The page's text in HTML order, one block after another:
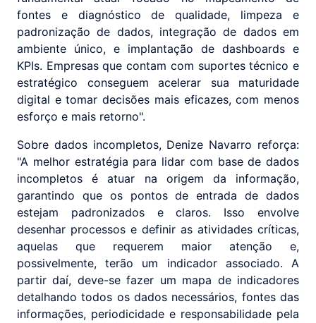
fontes e diagnóstico de qualidade, limpeza e
padronização de dados, integração de dados em
ambiente único, e implantação de dashboards e
KPIs. Empresas que contam com suportes técnico e
estratégico conseguem acelerar sua maturidade
digital e tomar decisões mais eficazes, com menos
esforço e mais retorno".
Sobre dados incompletos, Denize Navarro reforça:
"A melhor estratégia para lidar com base de dados
incompletos é atuar na origem da informação,
garantindo que os pontos de entrada de dados
estejam padronizados e claros. Isso envolve
desenhar processos e definir as atividades críticas,
aquelas que requerem maior atenção e,
possivelmente, terão um indicador associado. A
partir daí, deve-se fazer um mapa de indicadores
detalhando todos os dados necessários, fontes das
informações, periodicidade e responsabilidade pela